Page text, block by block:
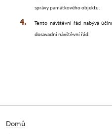
správy památkového objektu.
Tento návštěvní řád nabývá
dosavadní návštěvní řád.
Domů